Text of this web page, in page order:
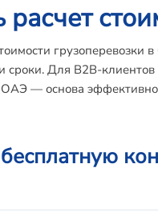
расчет
сроки. Для B2B-клиентов
ОАЭ — основа